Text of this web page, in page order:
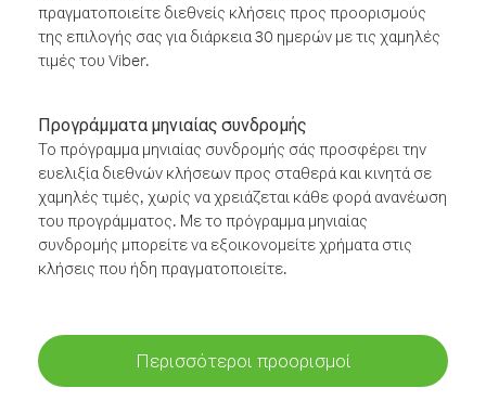
πραγματοποιείτε διεθνείς κλήσεις προς προορισμούς
της επιλογής σας για διάρκεια 30 ημερών με τις χαμηλές
τιμές του Viber.
Προγράμματα μηνιαίας συνδρομής
Το πρόγραμμα μηνιαίας συνδρομής σάς προσφέρει την
ευελιξία διεθνών κλήσεων προς σταθερά και κινητά σε
χαμηλές τιμές, χωρίς να χρειάζεται κάθε φορά ανανέωση
του προγράμματος. Με το πρόγραμμα μηνιαίας
συνδρομής μπορείτε να εξοικονομείτε χρήματα στις
κλήσεις που ήδη πραγματοποιείτε.
Περισσότεροι προορισμοί